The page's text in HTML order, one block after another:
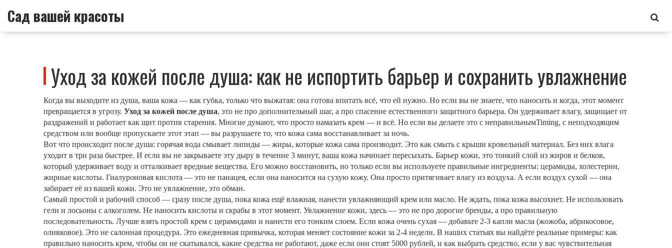
Сад вашей красоты
Уход за кожей после душа: как не испортить барьер и сохранить увлажнение
Когда вы выходите из душа, ваша кожа — как губка, только что выжатая: она готова впитать всё, что ей нужно. Но если вы не знаете, что наносить и когда, этот момент
превращается в угрозу. Уход за кожей после душа, это не про дополнительный шаг, а про спасение естественного защитного барьера. Он удерживает влагу, защищает от
раздражений и работает как щит против старения. Многие думают, что просто намазать крем — и всё. Но если вы делаете это с неправильнымTiming, с неподходящим
средством или вообще пропускаете этот этап — вы разрушаете то, что кожа сама восстанавливает за ночь.
Вот что происходит после душа: горячая вода смывает липиды — жиры, которые кожа сама производит. Это как смыть с крыши кровельный материал. Без них влага
уходит в три раза быстрее. И если вы не закрываете эту дыру в течение 3 минут, ваша кожа начинает пересыхать. Барьер кожи, это тонкий слой из жиров и белков,
который удерживает воду и отталкивает вредные вещества. Его можно восстановить, но только если вы используете правильные ингредиенты: церамиды, холестерин,
жирные кислоты. Гиалуроновая кислота — это не панацея, если она наносится на сухую кожу. Она просто притягивает влагу из воздуха. А если воздух сухой — она
забирает её из вашей кожи. Это не увлажнение, это обман.
Самый простой и рабочий способ — сразу после душа, пока кожа ещё влажная, нанести увлажняющий крем или масло. Не ждать, пока кожа высохнет. Не использовать
гели и лосьоны с алкоголем. Не наносить кислоты и скрабы в этот момент. Увлажнение кожи, здесь — это не про дорогие бренды, а про правильную
последовательность. Лучше взять простой крем с церамидами и нанести его тонким слоем. Если кожа очень сухая — добавьте 2-3 капли масла (жожоба, абрикосовое,
оливковое). Это не салонная процедура. Это ежедневная привычка, которая меняет состояние кожи за 2-4 недели. В наших статьях вы найдёте реальные примеры: как
правильно наносить крем, чтобы он не скатывался, какие средства не работают, даже если они стоят 5000 рублей, и как выбрать средство, если у вас чувствительная